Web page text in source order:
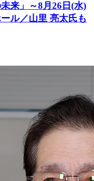
来」～8月26日(水)
ル／山里 亮太氏も